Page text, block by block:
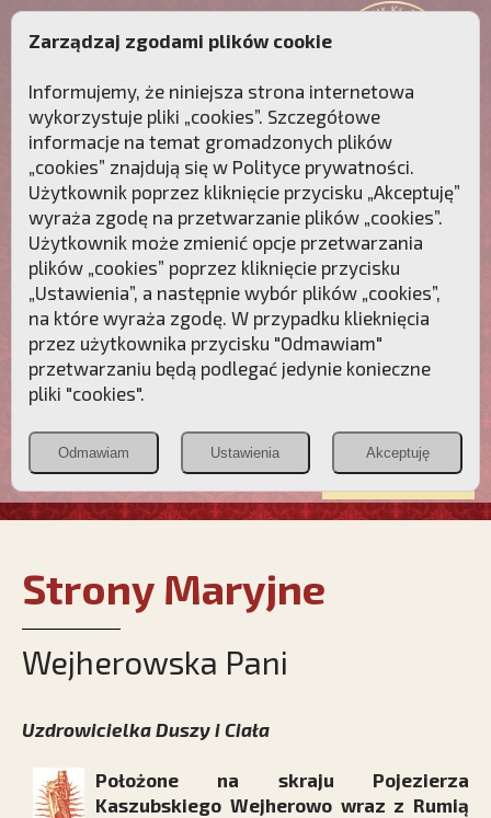
Przebudźmy sumienia Polaków!
Polonia
Christiana
PCh24.pl
Przymierze
POZNAJ APOSTOLAT FATIMY WESPRZYJ
NAS
Strony Maryjne
Wejherowska Pani
Uzdrowicielka Duszy i Ciała
Położone na skraju Pojezierza
Kaszubskiego Wejherowo wraz z Rumią
Zarządzaj zgodami plików cookie
Informujemy, że niniejsza strona internetowa
wykorzystuje pliki „cookies”. Szczegółowe
informacje na temat gromadzonych plików
„cookies” znajdują się w Polityce prywatności.
Użytkownik poprzez kliknięcie przycisku „Akceptuję”
wyraża zgodę na przetwarzanie plików „cookies”.
Użytkownik może zmienić opcje przetwarzania
plików „cookies” poprzez kliknięcie przycisku
„Ustawienia”, a następnie wybór plików „cookies”,
na które wyraża zgodę. W przypadku klieknięcia
przez użytkownika przycisku "Odmawiam"
przetwarzaniu będą podlegać jedynie konieczne
pliki "cookies".
Odmawiam Ustawienia Akceptuję